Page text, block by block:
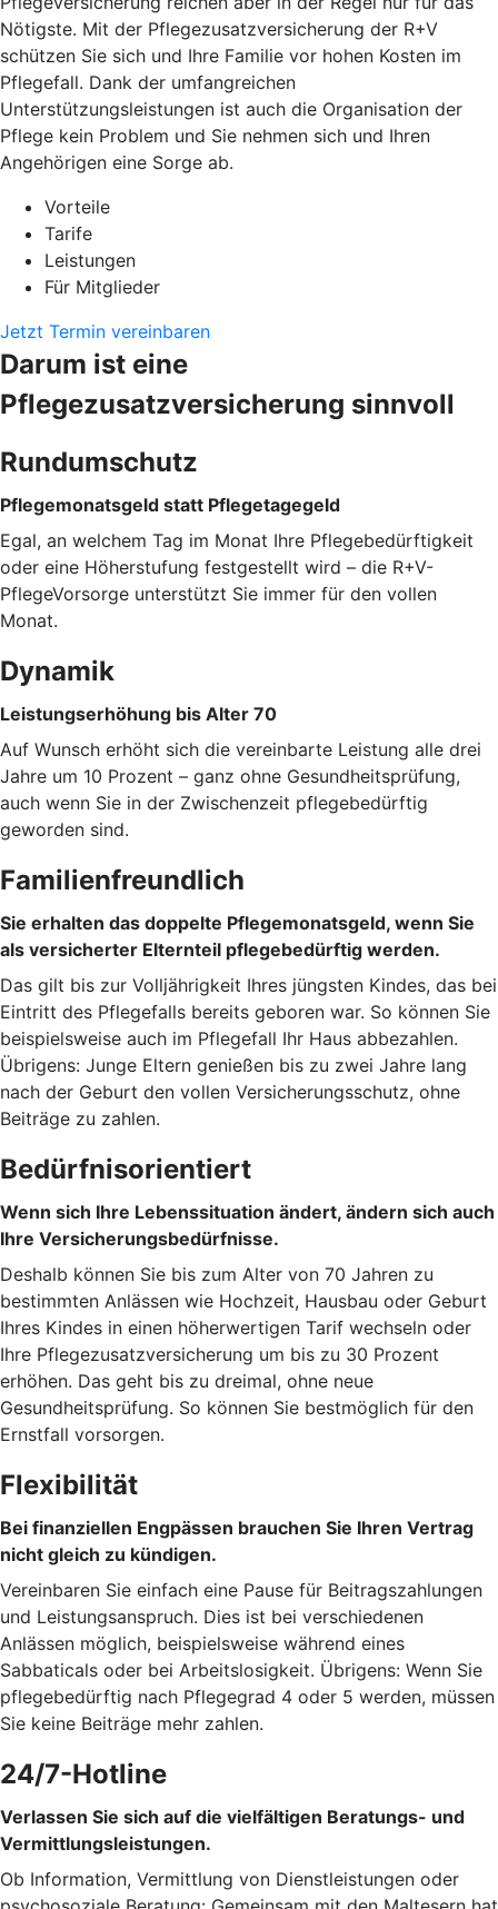
Nötigste. Mit der Pflegezusatzversicherung der R+V
schützen Sie sich und Ihre Familie vor hohen Kosten im
Pflegefall. Dank der umfangreichen
Unterstützungsleistungen ist auch die Organisation der
Pflege kein Problem und Sie nehmen sich und Ihren
Angehörigen eine Sorge ab.
Vorteile
Tarife
Leistungen
Für Mitglieder
Jetzt Termin vereinbaren
Darum ist eine
Pflegezusatzversicherung sinnvoll
Rundumschutz
Pflegemonatsgeld statt Pflegetagegeld
Egal, an welchem Tag im Monat Ihre Pflegebedürftigkeit
oder eine Höherstufung festgestellt wird – die R+V-
PflegeVorsorge unterstützt Sie immer für den vollen
Monat.
Dynamik
Leistungserhöhung bis Alter 70
Auf Wunsch erhöht sich die vereinbarte Leistung alle drei
Jahre um 10 Prozent – ganz ohne Gesundheitsprüfung,
auch wenn Sie in der Zwischenzeit pflegebedürftig
geworden sind.
Familienfreundlich
Sie erhalten das doppelte Pflegemonatsgeld, wenn Sie
als versicherter Elternteil pflegebedürftig werden.
Das gilt bis zur Volljährigkeit Ihres jüngsten Kindes, das bei
Eintritt des Pflegefalls bereits geboren war. So können Sie
beispielsweise auch im Pflegefall Ihr Haus abbezahlen.
Übrigens: Junge Eltern genießen bis zu zwei Jahre lang
nach der Geburt den vollen Versicherungsschutz, ohne
Beiträge zu zahlen.
Bedürfnisorientiert
Wenn sich Ihre Lebenssituation ändert, ändern sich auch
Ihre Versicherungsbedürfnisse.
Deshalb können Sie bis zum Alter von 70 Jahren zu
bestimmten Anlässen wie Hochzeit, Hausbau oder Geburt
Ihres Kindes in einen höherwertigen Tarif wechseln oder
Ihre Pflegezusatzversicherung um bis zu 30 Prozent
erhöhen. Das geht bis zu dreimal, ohne neue
Gesundheitsprüfung. So können Sie bestmöglich für den
Ernstfall vorsorgen.
Flexibilität
Bei finanziellen Engpässen brauchen Sie Ihren Vertrag
nicht gleich zu kündigen.
Vereinbaren Sie einfach eine Pause für Beitragszahlungen
und Leistungsanspruch. Dies ist bei verschiedenen
Anlässen möglich, beispielsweise während eines
Sabbaticals oder bei Arbeitslosigkeit. Übrigens: Wenn Sie
pflegebedürftig nach Pflegegrad 4 oder 5 werden, müssen
Sie keine Beiträge mehr zahlen.
24/7-Hotline
Verlassen Sie sich auf die vielfältigen Beratungs- und
Vermittlungsleistungen.
Ob Information, Vermittlung von Dienstleistungen oder